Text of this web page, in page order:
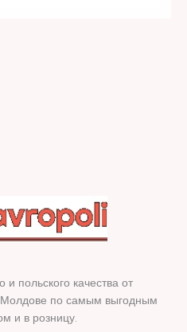
польского качества от
Молдове по самым выгодным
и в розницу.